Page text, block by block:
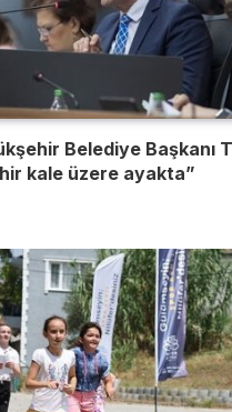
Belediye Başkanı
kale üzere ayakta”